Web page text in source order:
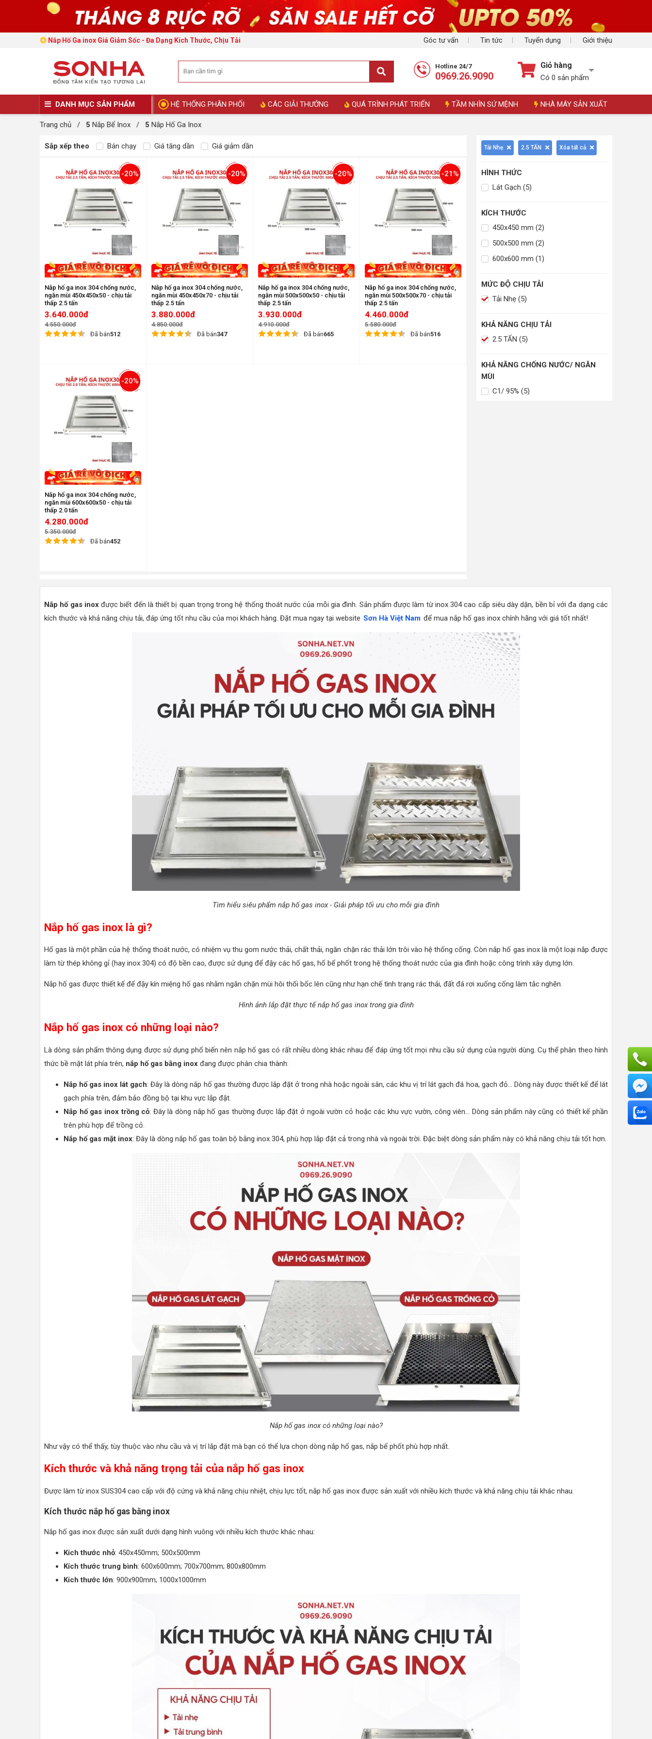
Góc tư vấn Tin tức Tuyển dụng Giới thiệu
Nắp Hố Ga inox Giá Giảm Sốc - Đa Dạng Kích Thước, Chịu Tải
Hotline 24/7
0969.26.9090
Giỏ hàng
Có 0 sản phẩm
DANH MỤC SẢN PHẨM HỆ THỐNG PHÂN PHỐI CÁC GIẢI THƯỞNG QUÁ TRÌNH PHÁT TRIỂN TẦM NHÌN SỨ MỆNH NHÀ MÁY SẢN XUẤT
Trang chủ / 5 Nắp Bể Inox / 5 Nắp Hố Ga Inox
Sắp xếp theo Bán chạy Giá tăng dần Giá giảm dần
-20%
Nắp hố ga inox 304 chống nước,
ngăn mùi 450x450x50 - chịu tải
thấp 2.5 tấn
3.640.000đ
4.550.000đ
Đã bán512
-20%
Nắp hố ga inox 304 chống nước,
ngăn mùi 450x450x70 - chịu tải
thấp 2.5 tấn
3.880.000đ
4.850.000đ
Đã bán347
-20%
Nắp hố ga inox 304 chống nước,
ngăn mùi 500x500x50 - chịu tải
thấp 2.5 tấn
3.930.000đ
4.910.000đ
Đã bán665
-21%
Nắp hố ga inox 304 chống nước,
ngăn mùi 500x500x70 - chịu tải
thấp 2.5 tấn
4.460.000đ
5.580.000đ
Đã bán516
-20%
Nắp hố ga inox 304 chống nước,
ngăn mùi 600x600x50 - chịu tải
thấp 2.0 tấn
4.280.000đ
5.350.000đ
Đã bán452
Tải Nhẹ 2.5 TẤN Xóa tất cả
HÌNH THỨC
Lát Gạch (5)
KÍCH THƯỚC
450x450 mm (2)
500x500 mm (2)
600x600 mm (1)
MỨC ĐỘ CHỊU TẢI
Tải Nhẹ (5)
KHẢ NĂNG CHỊU TẢI
2.5 TẤN (5)
KHẢ NĂNG CHỐNG NƯỚC/ NGĂN
MÙI
C1/ 95% (5)
Nắp hố gas inoxđược biết đến là thiết bị quan trọng trong hệ thống thoát nước của mỗi gia đình. Sản phẩm được làm từ inox 304 cao cấp siêu dày dặn, bền bỉ với đa dạng các
kích thước và khả năng chịu tải, đáp ứng tốt nhu cầu của mọi khách hàng. Đặt mua ngay tại website Sơn Hà Việt Nam để mua nắp hố gas inox chính hãng với giá tốt nhất!
Tìm hiểu siêu phẩm nắp hố gas inox - Giải pháp tối ưu cho mỗi gia đình
Nắp hố gas inox là gì?
Hố gas là một phần của hệ thống thoát nước, có nhiệm vụ thu gom nước thải, chất thải, ngăn chặn rác thải lớn trôi vào hệ thống cống. Còn nắp hố gas inox là một loại nắp được
làm từ thép không gỉ (hay inox 304) có độ bền cao, được sử dụng để đậy các hố gas, hố bể phốt trong hệ thống thoát nước của gia đình hoặc công trình xây dựng lớn.
Nắp hố gas được thiết kế để đậy kín miệng hố gas nhằm ngăn chặn mùi hôi thối bốc lên cũng như hạn chế tình trạng rác thải, đất đá rơi xuống cống làm tắc nghẽn.
Hình ảnh lắp đặt thực tế nắp hố gas inox trong gia đình
Nắp hố gas inox có những loại nào?
Là dòng sản phẩm thông dụng được sử dụng phổ biến nên nắp hố gas có rất nhiều dòng khác nhau để đáp ứng tốt mọi nhu cầu sử dụng của người dùng. Cụ thể phân theo hình
thức bề mặt lát phía trên, nắp hố gas bằng inox đang được phân chia thành:
Nắp hố gas inox lát gạch: Đây là dòng nắp hố gas thường được lắp đặt ở trong nhà hoặc ngoài sân, các khu vị trí lát gạch đá hoa, gạch đỏ… Dòng này được thiết kế để lát
gạch phía trên, đảm bảo đồng bộ tại khu vực lắp đặt.
Nắp hố gas inox trồng cỏ: Đây là dòng nắp hố gas thường được lắp đặt ở ngoài vườn cỏ hoặc các khu vực vườn, công viên… Dòng sản phẩm này cũng có thiết kế phần
trên phù hợp để trồng cỏ.
Nắp hố gas mặt inox: Đây là dòng nắp hố gas toàn bộ bằng inox 304, phù hợp lắp đặt cả trong nhà và ngoài trời. Đặc biệt dòng sản phẩm này có khả năng chịu tải tốt hơn.
Nắp hố gas inox có những loại nào?
Như vậy có thể thấy, tùy thuộc vào nhu cầu và vị trí lắp đặt mà bạn có thể lựa chọn dòng nắp hố gas, nắp bể phốt phù hợp nhất.
Kích thước và khả năng trọng tải của nắp hố gas inox
Được làm từ inox SUS304 cao cấp với độ cứng và khả năng chịu nhiệt, chịu lực tốt, nắp hố gas inox được sản xuất với nhiều kích thước và khả năng chịu tải khác nhau.
Kích thước nắp hố gas bằng inox
Nắp hố gas inox được sản xuất dưới dạng hình vuông với nhiều kích thước khác nhau:
Kích thước nhỏ: 450x450mm; 500x500mm
Kích thước trung bình: 600x600mm; 700x700mm; 800x800mm
Kích thước lớn: 900x900mm; 1000x1000mm